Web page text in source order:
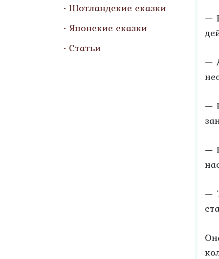
Шотландские сказки
Японские сказки
Статьи
—
—
—
—
—